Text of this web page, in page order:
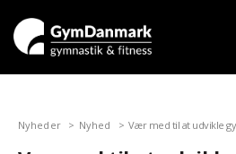
Nyheder Nyhed Vær med til at udvikle